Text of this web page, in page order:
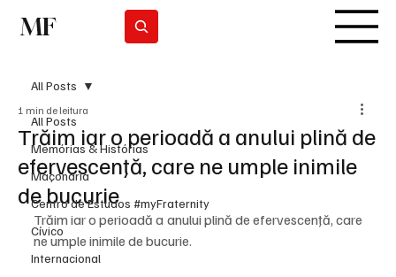
MF
All Posts
Memórias & Histórias
Maçonaria
Centro de Estudos #myFraternity
Cívico
Internacional
All Posts
Trăim iar o perioadă a anului plină de
efervescenţă, care ne umple inimile
de bucurie
1 min de leitura
Trăim iar o perioadă a anului plină de efervescenţă, care
ne umple inimile de bucurie.